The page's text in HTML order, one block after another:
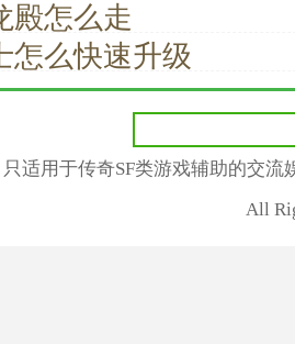
殿怎么走
怎么快速升级
适用于传奇SF类游戏辅助的交
All